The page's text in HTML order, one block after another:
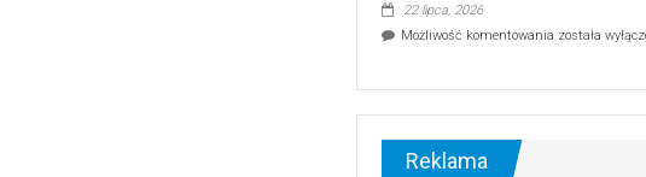
22 lipca, 2026
Możliwość komentowania Ekologiczne
–
malownicza
została
Reklama